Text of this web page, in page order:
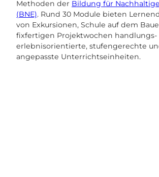
Methoden der Bildung für
(BNE). Rund 30 Module bieten
von Exkursionen, Schule auf dem
fixfertigen Projektwochen handlungs-
erlebnisorientierte, stufengerechte
angepasste Unterrichtseinheiten.